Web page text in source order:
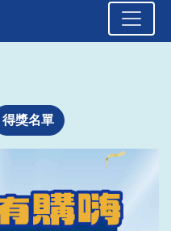
得獎名單